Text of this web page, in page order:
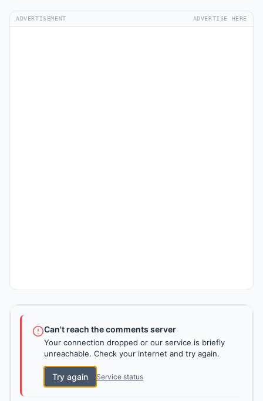
ADVERTISEMENT ADVERTISE HERE
Can't reach the comments server
Your connection dropped or our service is briefly
unreachable. Check your internet and try again.
Try again Service status